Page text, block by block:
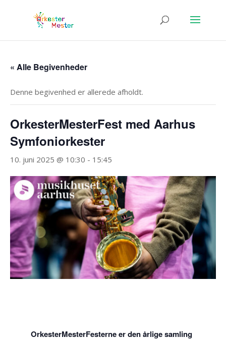
« Alle Begivenheder
Denne begivenhed er allerede afholdt.
OrkesterMesterFest med Aarhus
Symfoniorkester
10. juni 2025 @ 10:30 - 15:45
OrkesterMesterFesterne er den årlige samling